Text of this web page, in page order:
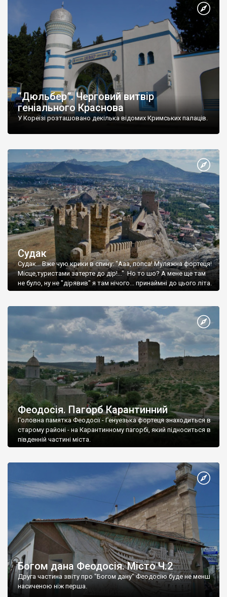
“Дюльбер”. Черговий витвір
геніального Краснова
У Кореїзі розташовано декілька відомих Кримських палаців.
Судак
Судак... Вже чую крики в спину: "Ааа, попса! Муляжна фортеця!
Місце,туристами затерте до дір!..." Но то шо? А мене ще там
не було, ну не "дірявив" я там нічого... принаймні до цього літа.
Феодосія. Пагорб Карантинний
Головна памятка Феодосії - Генуезька фортеця знаходиться в
старому районі - на Карантинному пагорбі, який підноситься в
південній частині міста.
Богом дана Феодосія. Місто Ч.2
Друга частина звіту про "Богом дану" Феодосію буде не менш
насиченою ніж перша.